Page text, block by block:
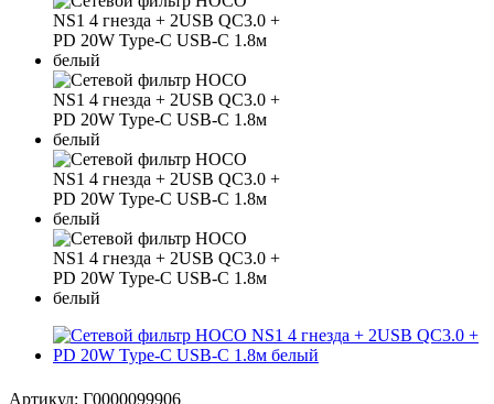
Артикул: Г0000099906